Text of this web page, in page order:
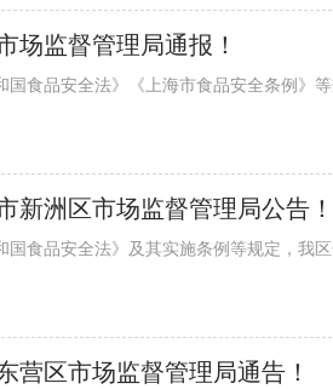
场监督管理局通报！
新洲区市场监督管理局公告！
营区市场监督管理局通告！